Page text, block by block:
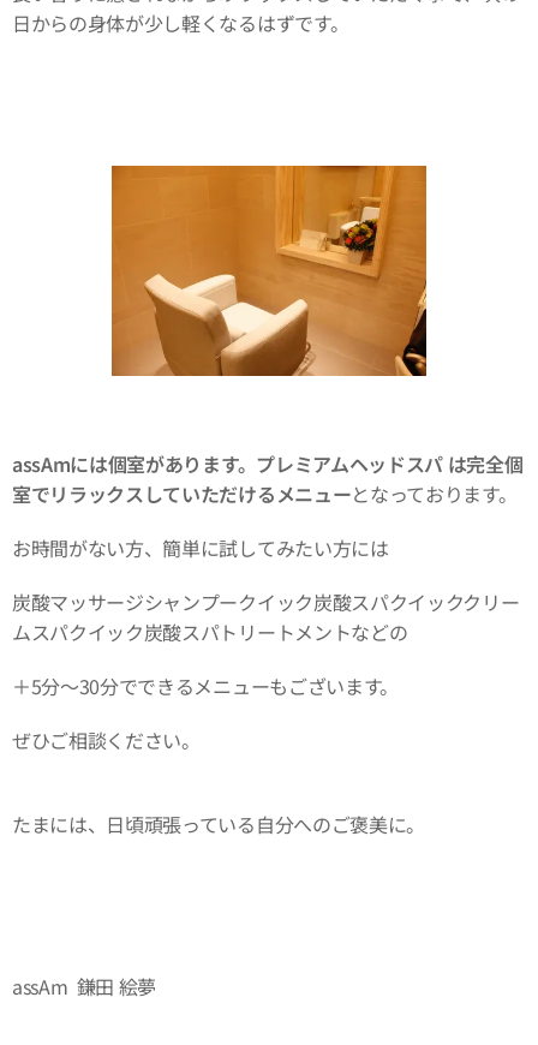
日からの身体が少し軽くなるはずです。
assAmには個室があります。プレミアムヘッドスパ は完全個
室でリラックスしていただけるメニューとなっております。
お時間がない方、簡単に試してみたい方には
炭酸マッサージシャンプークイック炭酸スパクイッククリー
ムスパクイック炭酸スパトリートメントなどの
＋5分〜30分でできるメニューもございます。
ぜひご相談ください。
たまには、日頃頑張っている自分へのご褒美に。
assAm 鎌田 絵夢